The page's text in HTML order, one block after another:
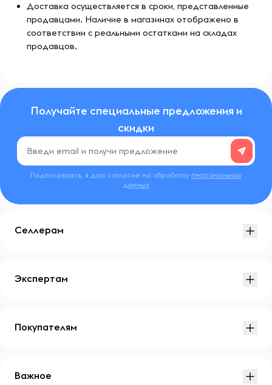
Доставка осуществляется в сроки, представленные
продавцами. Наличие в магазинах отображено в
соответствии с реальными остатками на складах
продавцов.
Получайте специальные предложения и
скидки
Подписываясь, я даю согласие на обработку персональных
данных
Селлерам
Экспертам
Покупателям
Важное